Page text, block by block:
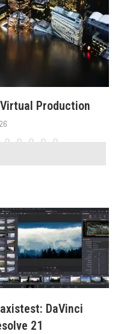
Production
DaVinci
21